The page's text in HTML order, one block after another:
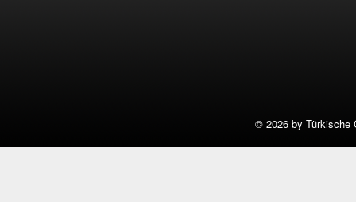
© 2026 by Türkische